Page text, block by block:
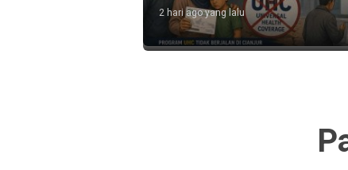
2 hari ago yang lalu